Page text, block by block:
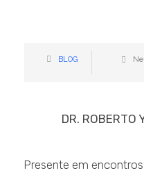
BLOG
DR. ROBERTO
Presente em